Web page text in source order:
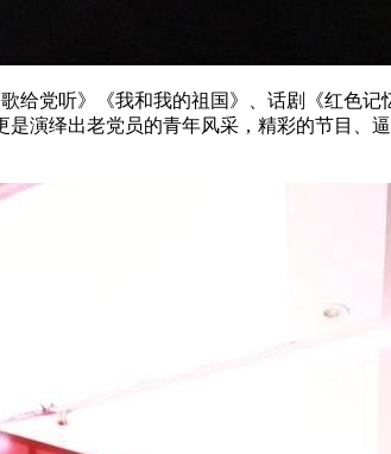
给党听》《我和我的祖国》、话剧《红色记
演绎出老党员的青年风采，精彩的节目、